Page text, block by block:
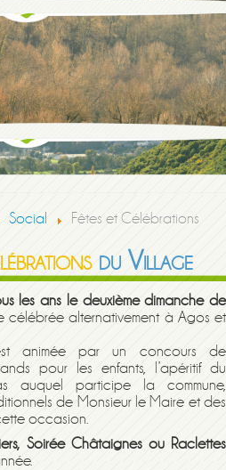
Social Fêtes et Célébrations
du Village
les ans le deuxième dimanche de
célébrée alternativement à Agos et
animée par un concours de
pour les enfants, l’apéritif du
auquel participe la commune,
de Monsieur le Maire et des
occasion.
Soirée Châtaignes ou Raclettes